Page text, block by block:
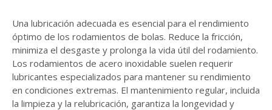
Una lubricación adecuada es esencial para el rendimiento
óptimo de los rodamientos de bolas. Reduce la fricción,
minimiza el desgaste y prolonga la vida útil del rodamiento.
Los rodamientos de acero inoxidable suelen requerir
lubricantes especializados para mantener su rendimiento
en condiciones extremas. El mantenimiento regular, incluida
la limpieza y la relubricación, garantiza la longevidad y